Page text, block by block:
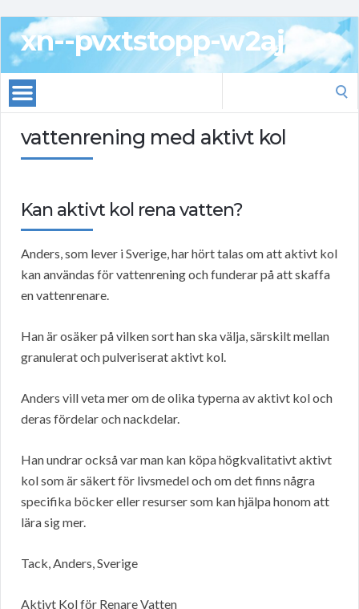
xn--pvxtstopp-w2aj
vattenrening med aktivt kol
Kan aktivt kol rena vatten?
Anders, som lever i Sverige, har hört talas om att aktivt kol
kan användas för vattenrening och funderar på att skaffa
en vattenrenare.
Han är osäker på vilken sort han ska välja, särskilt mellan
granulerat och pulveriserat aktivt kol.
Anders vill veta mer om de olika typerna av aktivt kol och
deras fördelar och nackdelar.
Han undrar också var man kan köpa högkvalitativt aktivt
kol som är säkert för livsmedel och om det finns några
specifika böcker eller resurser som kan hjälpa honom att
lära sig mer.
Tack, Anders, Sverige
Aktivt Kol för Renare Vatten